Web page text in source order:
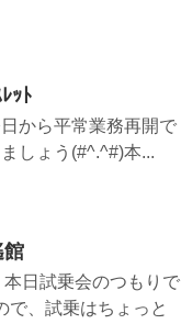
ｯﾄ
から平常業務再開で
しょう(#^.^#)本...
日試乗会のつもりで
で、試乗はちょっと